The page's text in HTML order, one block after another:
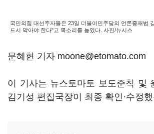
국민의힘 대선주자들은 23일 더불어민주당의 언론중재법
드시 막아야 한다"고 목소리를 높였다. 사진/뉴시스
문혜현 기자 moone@etomato.com
이 기사는 뉴스토마토 보도준칙 및
김기성 편집국장이 최종 확인·수정